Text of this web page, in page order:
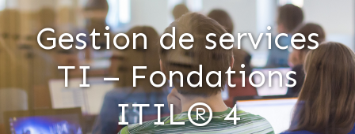
Gestion de services
TI – Fondations
ITIL® 4